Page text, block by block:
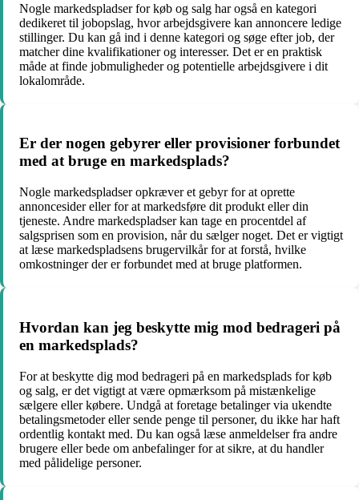
Nogle markedspladser for køb og salg har også en kategori
dedikeret til jobopslag, hvor arbejdsgivere kan annoncere ledige
stillinger. Du kan gå ind i denne kategori og søge efter job, der
matcher dine kvalifikationer og interesser. Det er en praktisk
måde at finde jobmuligheder og potentielle arbejdsgivere i dit
lokalområde.
Er der nogen gebyrer eller provisioner forbundet
med at bruge en markedsplads?
Nogle markedspladser opkræver et gebyr for at oprette
annoncesider eller for at markedsføre dit produkt eller din
tjeneste. Andre markedspladser kan tage en procentdel af
salgsprisen som en provision, når du sælger noget. Det er vigtigt
at læse markedspladsens brugervilkår for at forstå, hvilke
omkostninger der er forbundet med at bruge platformen.
Hvordan kan jeg beskytte mig mod bedrageri på
en markedsplads?
For at beskytte dig mod bedrageri på en markedsplads for køb
og salg, er det vigtigt at være opmærksom på mistænkelige
sælgere eller købere. Undgå at foretage betalinger via ukendte
betalingsmetoder eller sende penge til personer, du ikke har haft
ordentlig kontakt med. Du kan også læse anmeldelser fra andre
brugere eller bede om anbefalinger for at sikre, at du handler
med pålidelige personer.